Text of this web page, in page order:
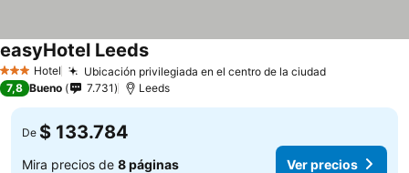
3 Estrellas
Hotel Ubicación privilegiada en el centro de la ciudad
easyHotel Leeds
7,8 Bueno 7.731 Leeds
De $ 133.784
Mira precios de 8 páginas Ver precios